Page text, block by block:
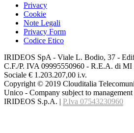
Privacy
Cookie
Note Legali
Privacy Form
Codice Etico
IRIDEOS SpA - Viale L. Bodio, 37 -
C.F./P. IVA 09995550960 - R.E.A. di MI
Sociale € 1.203.207,00 i.v.
Copyright © 2019 Clouditalia
Unico - Company subject to
IRIDEOS S.p.A. | P.Iva 07543230960